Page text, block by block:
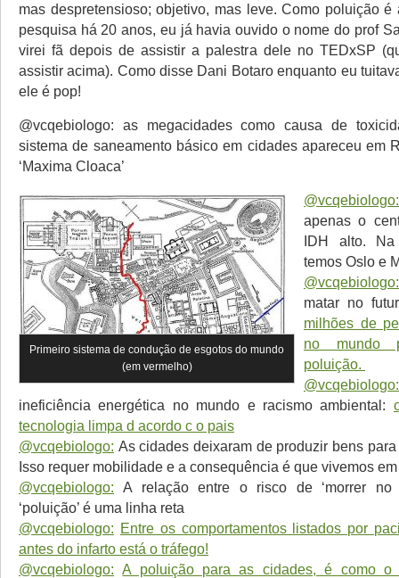
mas despretensioso; objetivo, mas leve. Como poluição
pesquisa há 20 anos, eu já havia ouvido o nome do prof
virei fã depois de assistir a palestra dele no TEDxSP
assistir acima). Como disse Dani Botaro enquanto eu
ele é pop!
@vcqebiologo: as megacidades como causa de
sistema de saneamento básico em cidades apareceu em
‘Maxima Cloaca’
Primeiro sistema de condução de esgotos do mundo
(em vermelho)
@vcqebiologo:
apenas o
IDH alto. Na
temos Oslo e
@vcqebiologo:
matar no
milhões de
no mundo
poluição.
@vcqebiologo:
ineficiência energética no mundo e racismo ambiental:
tecnologia limpa d acordo c o pais
@vcqebiologo: As cidades deixaram de produzir bens
Isso requer mobilidade e a consequência é que vivemos
@vcqebiologo: A relação entre o risco de ‘morrer no
‘poluição’ é uma linha reta
@vcqebiologo: Entre os comportamentos listados por
antes do infarto está o tráfego!
@vcqebiologo: A poluição para as cidades, é como o